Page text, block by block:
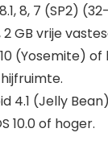
8, 7 (SP2)
GB vrije
(Yosemite)
4.1 (Jelly
10.0 of hoger.